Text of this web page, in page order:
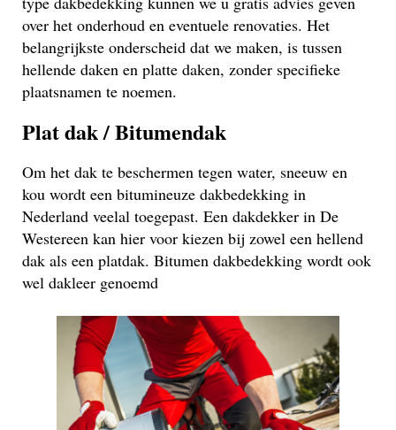
over het onderhoud en eventuele renovaties. Het
belangrijkste onderscheid dat we maken, is tussen
hellende daken en platte daken, zonder specifieke
plaatsnamen te noemen.
Plat dak / Bitumendak
Om het dak te beschermen tegen water, sneeuw en
kou wordt een bitumineuze dakbedekking in
Nederland veelal toegepast. Een dakdekker in De
Westereen kan hier voor kiezen bij zowel een hellend
dak als een platdak. Bitumen dakbedekking wordt ook
wel dakleer genoemd